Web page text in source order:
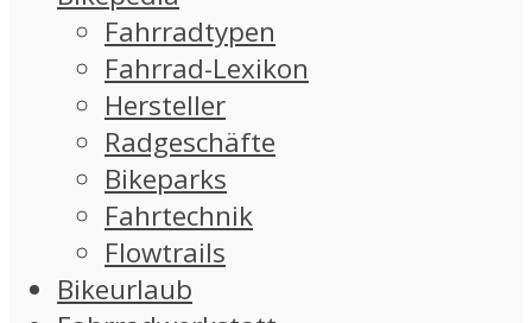
Fahrradtypen
Fahrrad-Lexikon
Hersteller
Radgeschäfte
Bikeparks
Fahrtechnik
Flowtrails
Bikeurlaub